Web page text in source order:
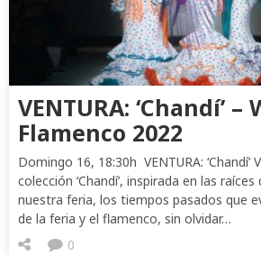
VENTURA: ‘Chandí’ –
Flamenco 2022
Domingo 16, 18:30h VENTURA: ‘Chandí’
colección ‘Chandí’, inspirada en las
nuestra feria, los tiempos pasados que
de la feria y el flamenco, sin olvidar…
0